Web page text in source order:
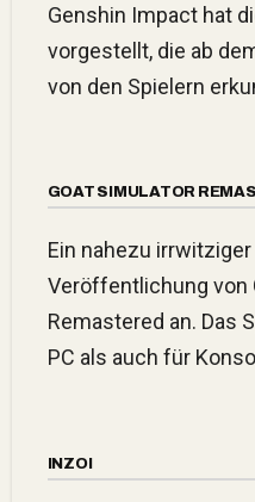
Genshin Impact hat
vorgestellt, die ab
von den Spielern
GOAT SIMULATOR
Ein nahezu irrwitziger Trailer kündigte die
Veröffentlichung von
Remastered an. Das
PC als auch für
INZOI